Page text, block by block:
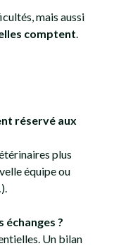
mais aussi
comptent.
réservé aux
plus
équipe ou
?
Un bilan